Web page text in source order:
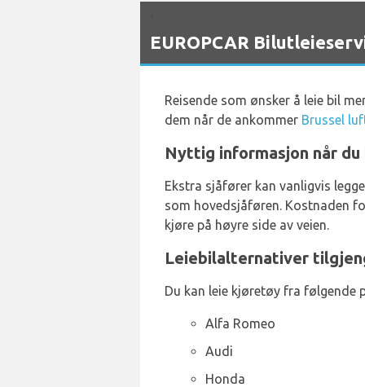
EUROPCAR
Reisende som ønsker å leie bil
dem når de ankommer Brussel
Nyttig informasjon når
Ekstra sjåfører kan vanligvis
som hovedsjåføren. Kostnaden
kjøre på høyre side av veien.
Leiebilalternativer
Du kan leie kjøretøy fra følgende
Alfa Romeo
Audi
Honda